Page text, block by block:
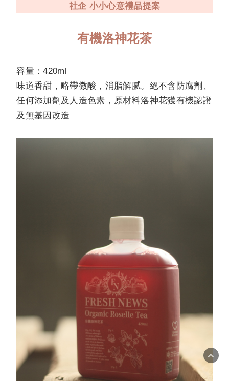
社企 小小心意禮品提案
有機洛神花茶
容量：420ml
味道香甜，略帶微酸，消脂解腻。絕不含防腐劑、
任何添加劑及人造色素，原材料洛神花獲有機認證
及無基因改造